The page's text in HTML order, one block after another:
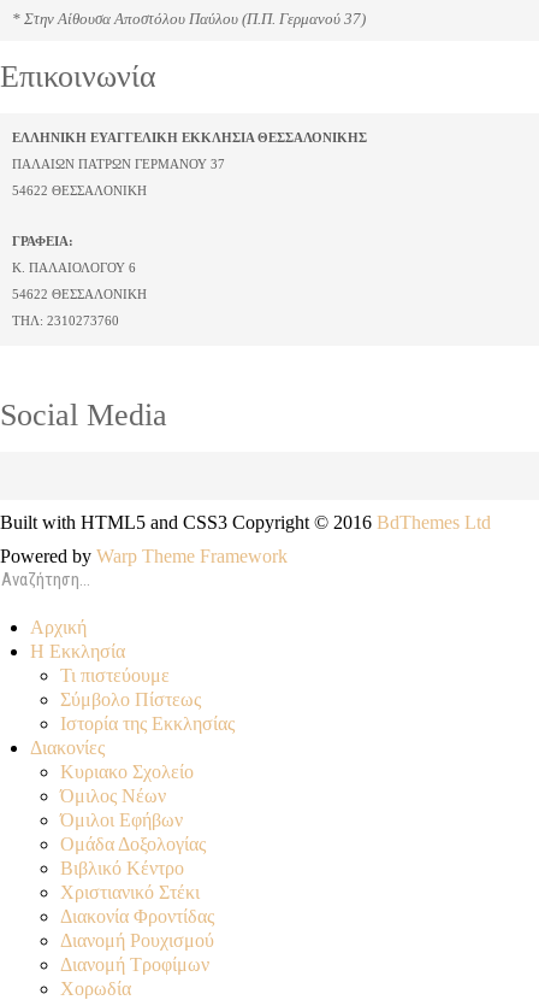
* Στην Αίθουσα Αποστόλου Παύλου (Π.Π. Γερμανού 37)
Επικοινωνία
ΕΛΛΗΝΙΚΗ ΕΥΑΓΓΕΛΙΚΗ ΕΚΚΛΗΣΙΑ ΘΕΣΣΑΛΟΝΙΚΗΣ
ΠΑΛΑΙΩΝ ΠΑΤΡΩΝ ΓΕΡΜΑΝΟΥ 37
54622 ΘΕΣΣΑΛΟΝΙΚΗ
ΓΡΑΦΕΙΑ:
Κ. ΠΑΛΑΙΟΛΟΓΟΥ 6
54622 ΘΕΣΣΑΛΟΝΙΚΗ
ΤΗΛ: 2310273760
Social Media
Built with HTML5 and CSS3 Copyright © 2016 BdThemes Ltd
Powered by Warp Theme Framework
Αρχική
Η Εκκλησία
Τι πιστεύουμε
Σύμβολο Πίστεως
Ιστορία της Εκκλησίας
Διακονίες
Κυριακο Σχολείο
Όμιλος Νέων
Όμιλοι Εφήβων
Ομάδα Δοξολογίας
Βιβλικό Κέντρο
Χριστιανικό Στέκι
Διακονία Φροντίδας
Διανομή Ρουχισμού
Διανομή Τροφίμων
Χορωδία